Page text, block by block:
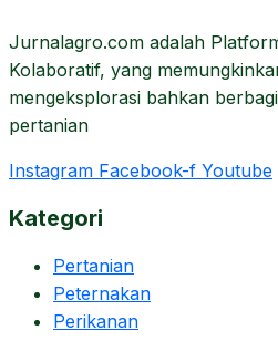
Jurnalagro.com adalah
Kolaboratif, yang
mengeksplorasi bahkan
pertanian
Instagram Facebook-f Youtube
Kategori
Pertanian
Peternakan
Perikanan